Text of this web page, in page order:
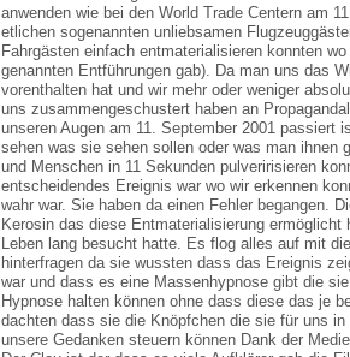
anwenden wie bei den World Trade Centern am
etlichen sogenannten unliebsamen
Fahrgästen einfach entmaterialisieren konnten
genannten Entführungen gab). Da man uns das
vorenthalten hat und wir mehr oder weniger
uns zusammengeschustert haben an
unseren Augen am 11. September 2001 passiert
sehen was sie sehen sollen oder was man
und Menschen in 11 Sekunden pulveririsieren
entscheidendes Ereignis war wo wir erkennen
wahr war. Sie haben da einen Fehler begangen.
Kerosin das diese Entmaterialisierung
Leben lang besucht hatte. Es flog alles auf mit
hinterfragen da sie wussten dass das Ereignis
war und dass es eine Massenhypnose gibt die
Hypnose halten können ohne dass diese das je
dachten dass sie die Knöpfchen die sie für uns
unsere Gedanken steuern können Dank der